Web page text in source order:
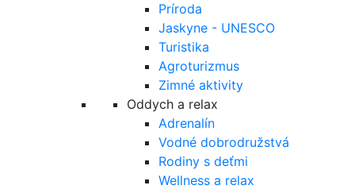
Príroda
Jaskyne - UNESCO
Turistika
Agroturizmus
Zimné aktivity
Oddych a relax
Adrenalín
Vodné dobrodružstvá
Rodiny s deťmi
Wellness a relax